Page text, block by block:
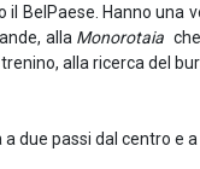
BelPaese. Hanno
alla Monorotaia
alla ricerca del
a due passi dal centro e